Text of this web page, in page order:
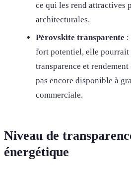
ce qui les rend attractives
architecturales.
Pérovskite transparente :
fort potentiel, elle pourrait
transparence et
pas encore disponible à
commerciale.
Niveau de
énergétique